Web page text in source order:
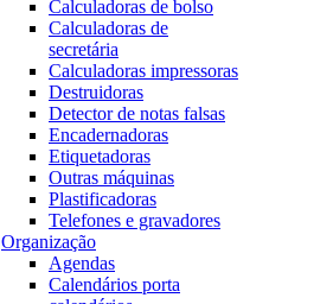
Calculadoras de bolso
Calculadoras de
secretária
Calculadoras impressoras
Destruidoras
Detector de notas falsas
Encadernadoras
Etiquetadoras
Outras máquinas
Plastificadoras
Telefones e gravadores
Organização
Agendas
Calendários porta